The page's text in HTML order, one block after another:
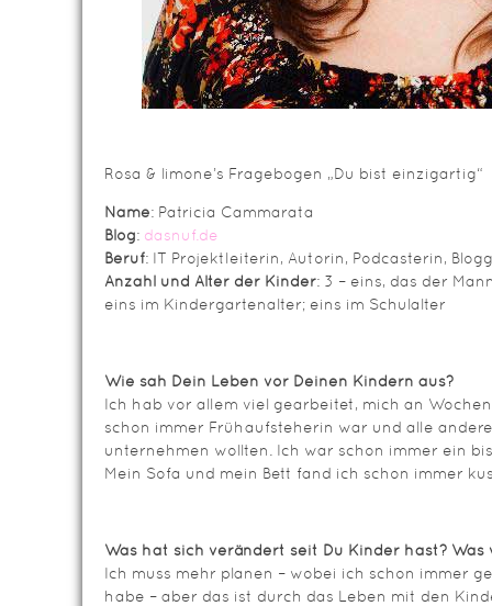
Rosa & limone’s Fragebogen „Du bist einzigartig“
Name: Patricia Cammarata
Blog: dasnuf.de
Beruf: IT Projektleiterin, Autorin, Podcasterin,
Anzahl und Alter der Kinder: 3 – eins, das der
eins im Kindergartenalter; eins im Schulalter
Wie sah Dein Leben vor Deinen Kindern aus?
Ich hab vor allem viel gearbeitet, mich an
schon immer Frühaufsteherin war und alle
unternehmen wollten. Ich war schon immer ein
Mein Sofa und mein Bett fand ich schon immer
Was hat sich verändert seit Du Kinder hast? Was
Ich muss mehr planen – wobei ich schon immer
habe – aber das ist durch das Leben mit den